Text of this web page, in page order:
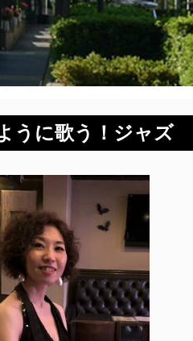
うに歌う！ジャズ